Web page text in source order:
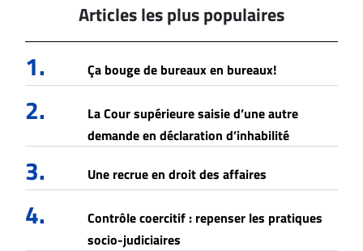
Articles les plus populaires
1. Ça bouge de bureaux en bureaux!
2.
La Cour supérieure saisie d’une autre
demande en déclaration d’inhabilité
3. Une recrue en droit des affaires
4.
Contrôle coercitif : repenser les pratiques
socio-judiciaires